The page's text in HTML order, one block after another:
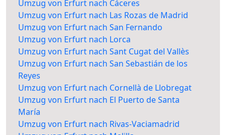
Umzug von Erfurt nach Cáceres
Umzug von Erfurt nach Las Rozas de Madrid
Umzug von Erfurt nach San Fernando
Umzug von Erfurt nach Lorca
Umzug von Erfurt nach Sant Cugat del Vallès
Umzug von Erfurt nach San Sebastián de los
Reyes
Umzug von Erfurt nach Cornellà de Llobregat
Umzug von Erfurt nach El Puerto de Santa
María
Umzug von Erfurt nach Rivas-Vaciamadrid